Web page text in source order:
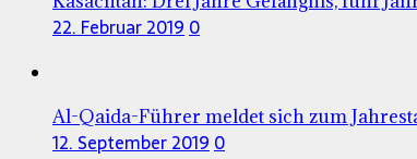
22. Februar 20190
Al-Qaida-Führer meldet sich zum
12. September 20190